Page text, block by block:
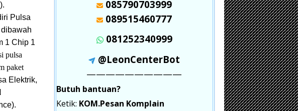
Pulsa
1 Chip 1
pulsa
paket
Elektrik,
085790703999
089515460777
081252340999
@LeonCenterBot
——————————
Butuh bantuan?
Ketik: KOM.Pesan Komplain